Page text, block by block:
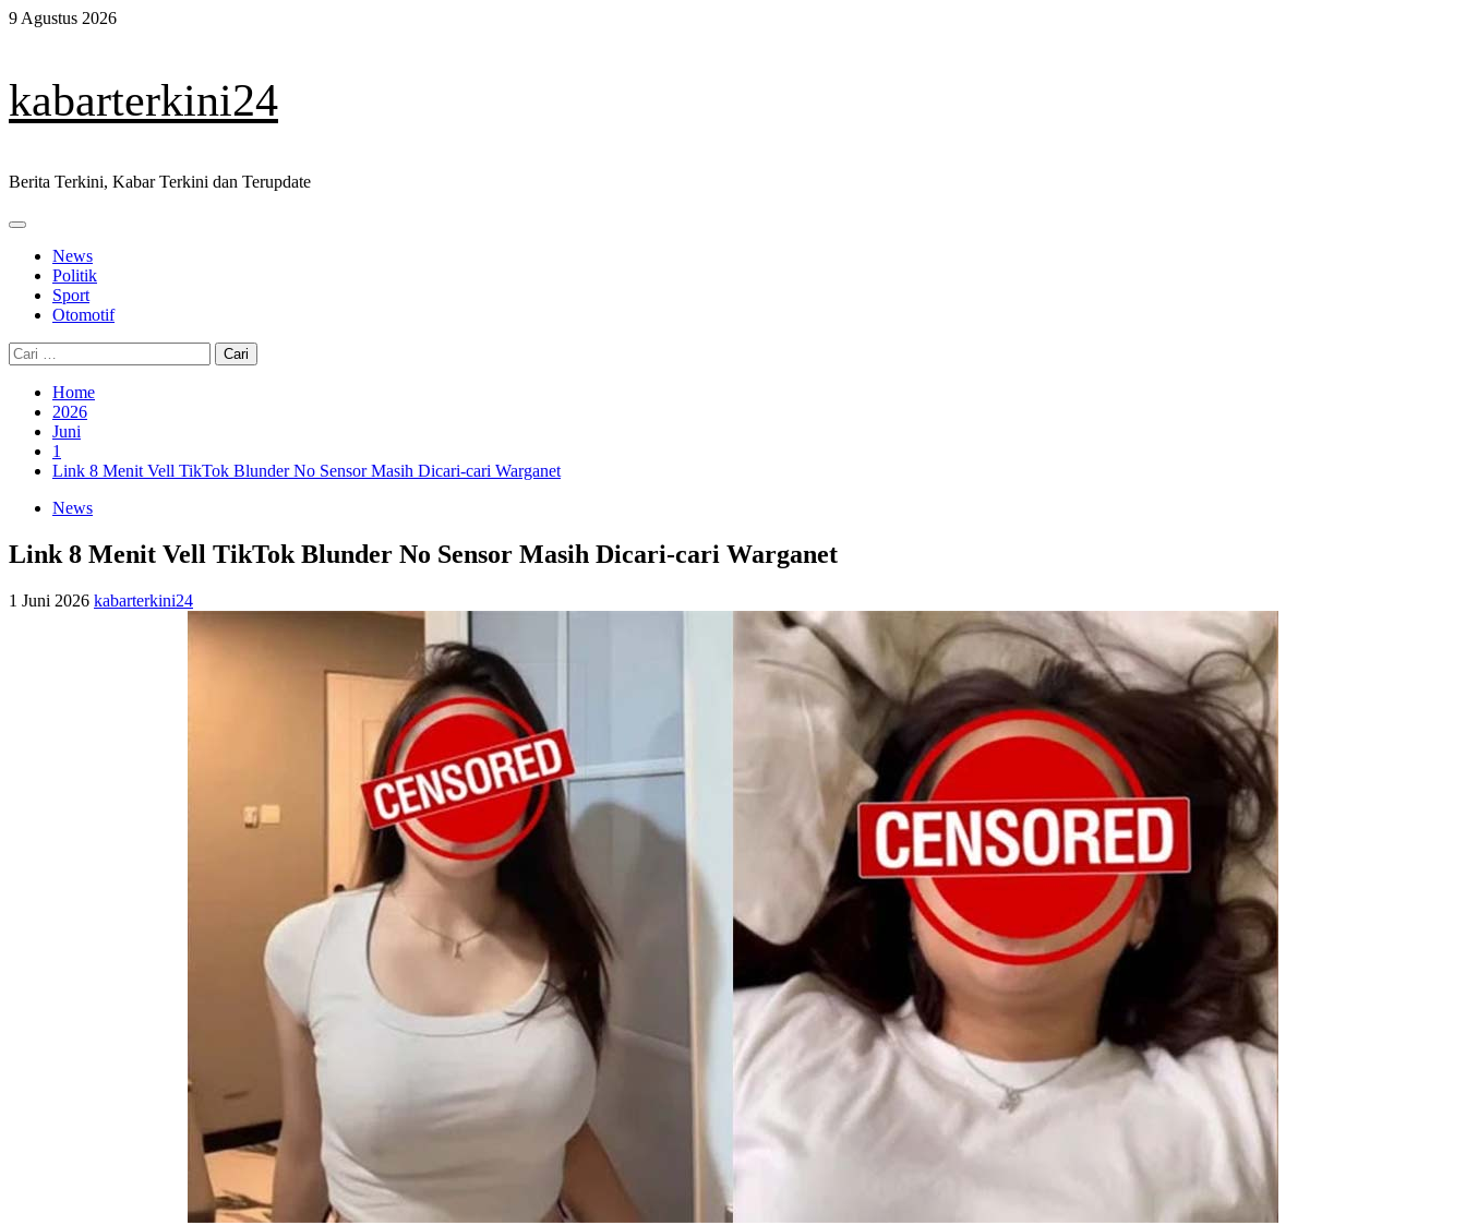
Skip
9 Agustus 2026
kabarterkini24
Berita Terkini, Kabar Terkini dan Terupdate
Primary
News
Politik
Sport
Otomotif
Cari
untuk:
Home
2026
Juni
1
Link 8 Menit Vell TikTok Blunder No Sensor Masih Dicari-cari Warganet
News
Link 8 Menit Vell TikTok Blunder No Sensor Masih Dicari-cari Warganet
1 Juni 2026 kabarterkini24